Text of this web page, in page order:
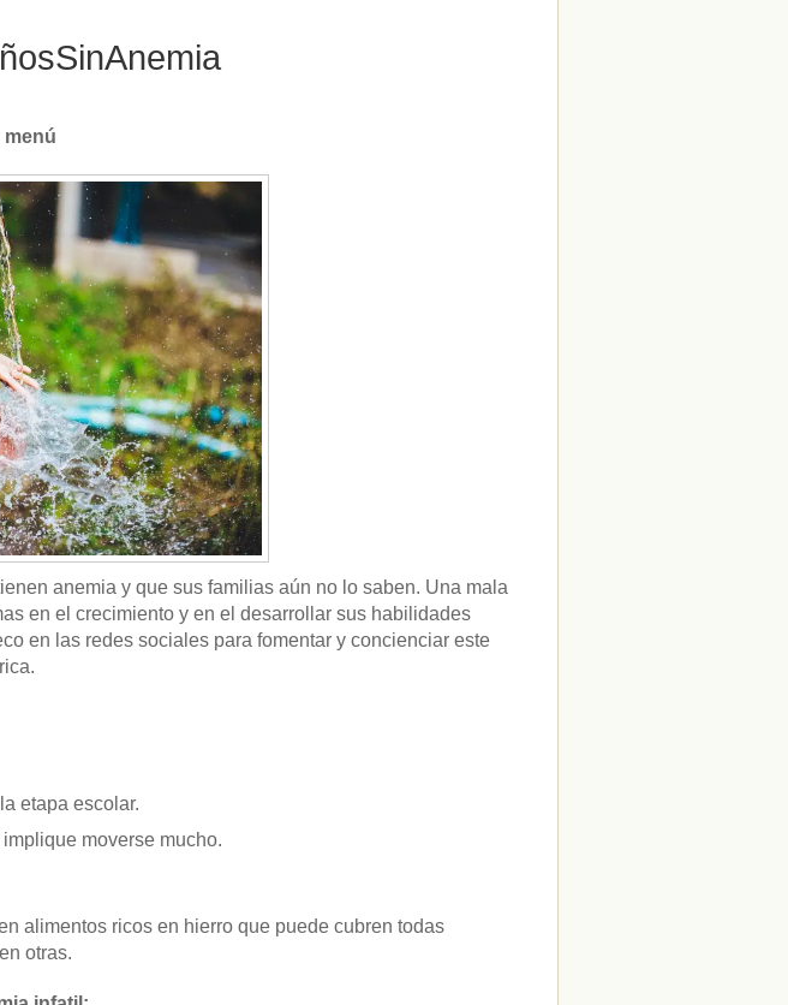
anemia y que sus familias aún no lo saben. Una mala
en el crecimiento y en el desarrollar sus habilidades
en las redes sociales para fomentar y concienciar este
etapa escolar.
moverse mucho.
alimentos ricos en hierro que puede cubren todas
otras.